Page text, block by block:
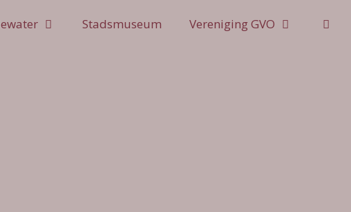
Stadsmuseum Vereniging GVO